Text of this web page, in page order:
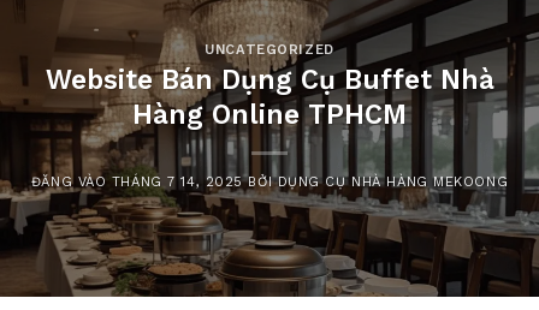
UNCATEGORIZED
Website Bán Dụng Cụ Buffet Nhà
Hàng Online TPHCM
ĐĂNG VÀO THÁNG 7 14, 2025 BỞIDỤNG CỤ NHÀ HÀNG MEKOONG